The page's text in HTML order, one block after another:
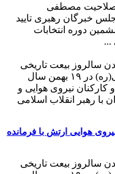
صلاحیت مصطفی
خبرگان رهبری تایید
دوره انتخابات
...
سالروز بیعت تاریخی
جمعی از همافران با حضرت امام خمینی(ره) در ۱۹ بهمن سال
و کارکنان نیروی هوایی و
با رهبر انقلاب اسلامی
هوایی ارتش با فرمانده
سالروز بیعت تاریخی